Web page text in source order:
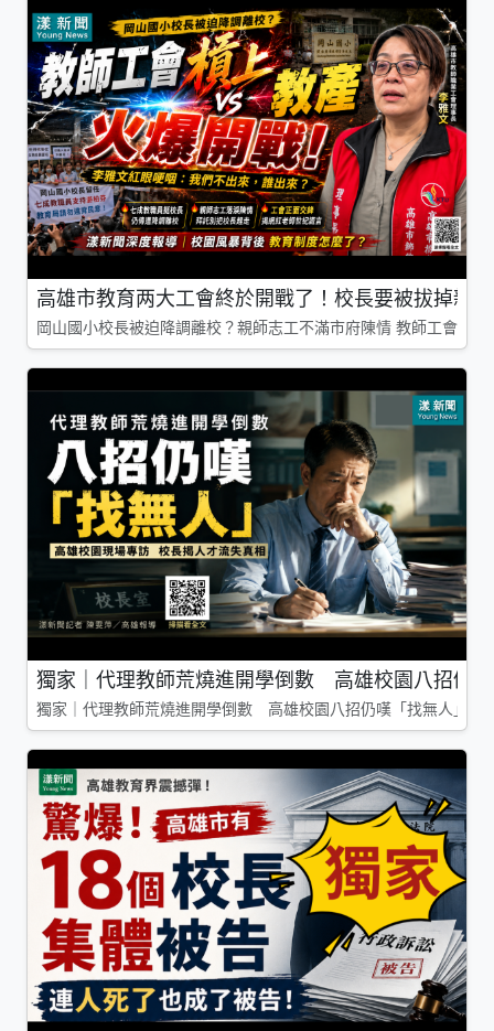
高雄市教育两大工會終於開戰了！校長要被拔掉親
岡山國小校長被迫降調離校？親師志工不滿市府陳情 教師工會槓
獨家｜代理教師荒燒進開學倒數 高雄校園八招仍
獨家｜代理教師荒燒進開學倒數 高雄校園八招仍嘆「找無人」